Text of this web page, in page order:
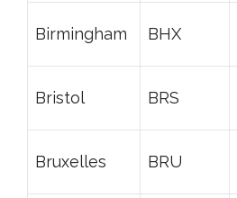
Birmingham BHX
Bristol BRS
Bruxelles BRU